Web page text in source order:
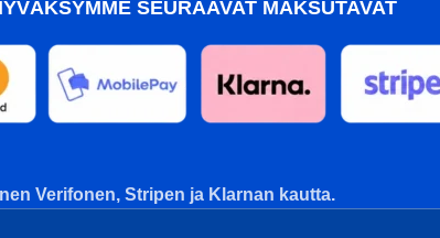
SEURAAVAT MAKSUTAVAT
Verifonen, Stripen ja Klarnan kautta.